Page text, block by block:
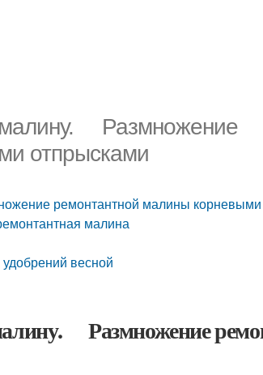
малину. Размножение
отпрысками
ремонтантной малины
малина
весной
Размножение